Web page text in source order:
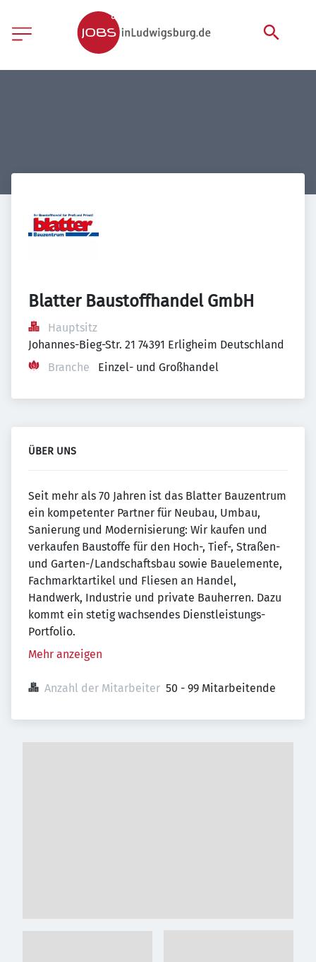
Blatter Baustoffhandel GmbH
Hauptsitz
Johannes-Bieg-Str. 21 74391 Erligheim Deutschland
Branche
Einzel- und Großhandel
ÜBER UNS
Seit mehr als 70 Jahren ist das Blatter Bauzentrum
ein kompetenter Partner für Neubau, Umbau,
Sanierung und Modernisierung: Wir kaufen und
verkaufen Baustoffe für den Hoch-, Tief-, Straßen-
und Garten-/Landschaftsbau sowie Bauelemente,
Fachmarktartikel und Fliesen an Handel,
Handwerk, Industrie und private Bauherren. Dazu
kommt ein stetig wachsendes Dienstleistungs-
Portfolio.
Mehr anzeigen
Anzahl der Mitarbeiter 50 - 99 Mitarbeitende